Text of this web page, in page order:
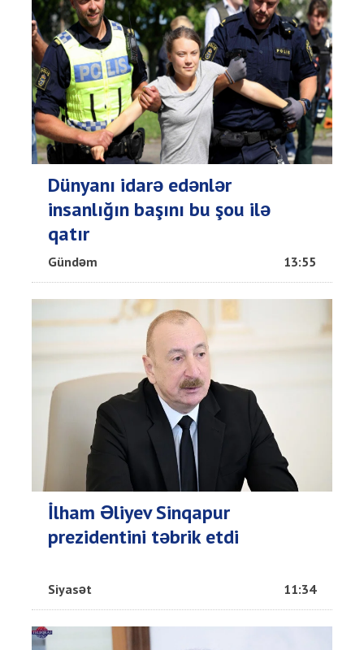
Dünyanı idarə edənlər
insanlığın başını bu şou ilə
qatır
Gündəm 13:55
İlham Əliyev Sinqapur
prezidentini təbrik etdi
Siyasət 11:34